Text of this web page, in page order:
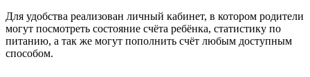
Для удобства реализован личный кабинет, в котором родители
могут посмотреть состояние счёта ребёнка, статистику по
питанию, а так же могут пополнить счёт любым доступным
способом.